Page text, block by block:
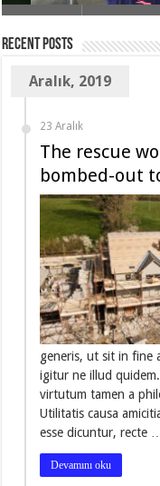
Recent Posts
Aralık, 2019
23 Aralık
The rescue
bombed-out
generis, ut sit in fine
igitur ne illud
virtutum tamen a
Utilitatis causa
esse dicuntur, recte …
Devamını oku